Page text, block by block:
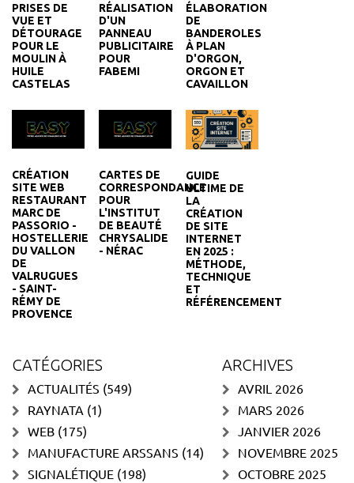
PRISES DE
VUE ET
DÉTOURAGE
POUR LE
MOULIN À
HUILE
CASTELAS
RÉALISATION
D'UN
PANNEAU
PUBLICITAIRE
POUR
FABEMI
ÉLABORATION
DE
BANDEROLES
À PLAN
D'ORGON,
ORGON ET
CAVAILLON
CRÉATION
SITE WEB
RESTAURANT
MARC DE
PASSORIO -
HOSTELLERIE
DU VALLON
DE
VALRUGUES
- SAINT-
RÉMY DE
PROVENCE
CARTES DE
CORRESPONDANCE
POUR
L'INSTITUT
DE BEAUTÉ
CHRYSALIDE
- NÉRAC
GUIDE
ULTIME DE
LA
CRÉATION
DE SITE
INTERNET
EN 2025 :
MÉTHODE,
TECHNIQUE
ET
RÉFÉRENCEMENT
CATÉGORIES
ACTUALITÉS (549)
RAYNATA (1)
WEB (175)
MANUFACTURE ARSSANS (14)
SIGNALÉTIQUE (198)
ARCHIVES
AVRIL 2026
MARS 2026
JANVIER 2026
NOVEMBRE 2025
OCTOBRE 2025